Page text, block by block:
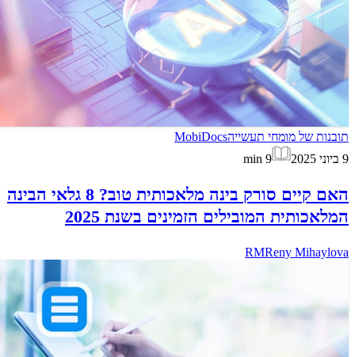
תובנות של מומחי תעשייהMobiDocs
9
min
האם קיים סורק בינה מלאכותית טוב? 8 גלאי הבינה
המלאכותית המובילים הזמינים בשנת 2025
RMReny Mihaylova